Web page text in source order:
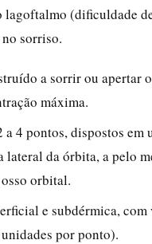
lagoftalmo (dificuldade
sorriso.
a sorrir ou apertar
máxima.
a 4 pontos, dispostos em
lateral da órbita, a pelo
orbital.
e subdérmica, com
por ponto).